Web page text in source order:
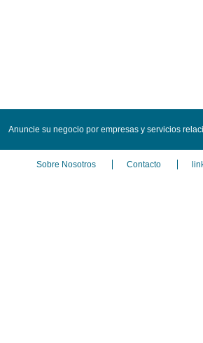
Anuncie su negocio por empresas y servicios
Sobre Nosotros Contacto